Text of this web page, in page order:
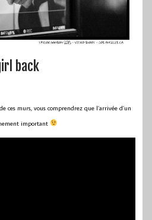
back
ces murs, vous comprendrez que l’arrivée d’un
important